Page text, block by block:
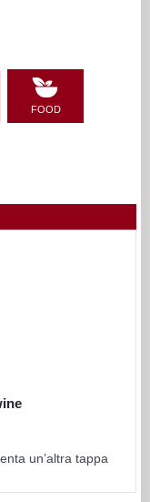
FOOD
un’altra tappa